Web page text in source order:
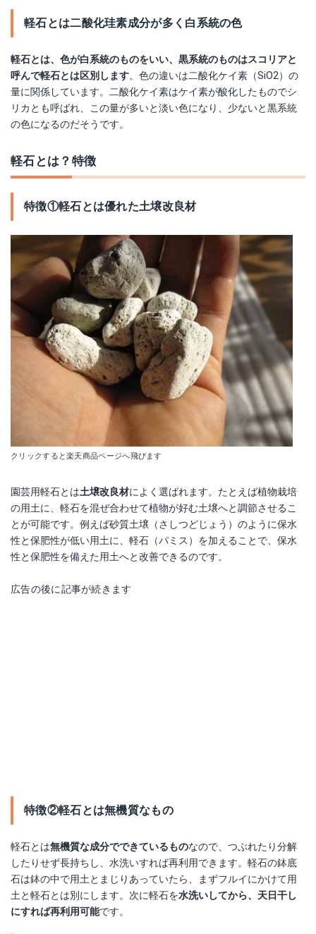
軽石とは二酸化珪素成分が多く白系統の色
軽石とは、色が白系統のものをいい、黒系統のものはスコリアと
呼んで軽石とは区別します。色の違いは二酸化ケイ素（SiO2）の
量に関係しています。二酸化ケイ素はケイ素が酸化したものでシ
リカとも呼ばれ、この量が多いと淡い色になり、少ないと黒系統
の色になるのだそうです。
軽石とは？特徴
特徴①軽石とは優れた土壌改良材
クリックすると楽天商品ページへ飛びます
園芸用軽石とは土壌改良材によく選ばれます。たとえば植物栽培
の用土に、軽石を混ぜ合わせて植物が好む土壌へと調節させるこ
とが可能です。例えば砂質土壌（さしつどじょう）のように保水
性と保肥性が低い用土に、軽石（パミス）を加えることで、保水
性と保肥性を備えた用土へと改善できるのです。
広告の後に記事が続きます
特徴②軽石とは無機質なもの
軽石とは無機質な成分でできているものなので、つぶれたり分解
したりせず長持ちし、水洗いすれば再利用できます。軽石の鉢底
石は鉢の中で用土とまじりあっていたら、まずフルイにかけて用
土と軽石とは別にします。次に軽石を水洗いしてから、天日干し
にすれば再利用可能です。